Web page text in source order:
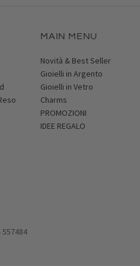
MAIN MENU
Novità & Best Seller
Gioielli in Argento
Gioielli in Vetro
Charms
PROMOZIONI
IDEE REGALO
557484